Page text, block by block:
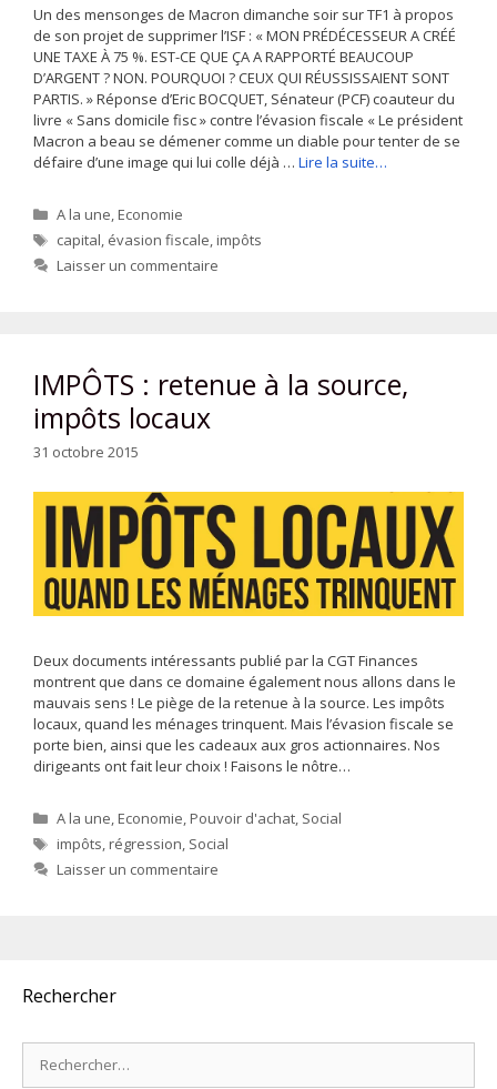
Un des mensonges de Macron dimanche soir sur TF1 à propos
de son projet de supprimer l’ISF : « MON PRÉDÉCESSEUR A CRÉÉ
UNE TAXE À 75 %. EST-CE QUE ÇA A RAPPORTÉ BEAUCOUP
D’ARGENT ? NON. POURQUOI ? CEUX QUI RÉUSSISSAIENT SONT
PARTIS. » Réponse d’Eric BOCQUET, Sénateur (PCF) coauteur du
livre « Sans domicile fisc » contre l’évasion fiscale « Le président
Macron a beau se démener comme un diable pour tenter de se
défaire d’une image qui lui colle déjà … Lire la suite…
Catégories
A la une,Economie
Étiquettes
capital, évasion fiscale,impôts
Laisser un commentaire
IMPÔTS : retenue à la source,
impôts locaux
31 octobre 2015
Deux documents intéressants publié par la CGT Finances
montrent que dans ce domaine également nous allons dans le
mauvais sens ! Le piège de la retenue à la source. Les impôts
locaux, quand les ménages trinquent. Mais l’évasion fiscale se
porte bien, ainsi que les cadeaux aux gros actionnaires. Nos
dirigeants ont fait leur choix ! Faisons le nôtre…
Catégories
A la une,Economie,Pouvoir d'achat, Social
Étiquettes
impôts,régression, Social
Laisser un commentaire
Rechercher